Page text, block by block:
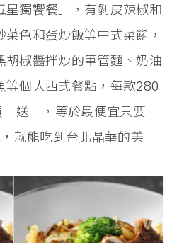
獨饗餐」，有剝皮辣椒和
色和蛋炒飯等中式菜餚，
椒醬拌炒的筆管麵、奶油
等個人西式餐點，每款280
送一，等於最便宜只要
就能吃到台北晶華的美